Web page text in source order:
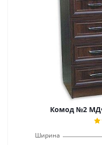
Комод №2
Ширина